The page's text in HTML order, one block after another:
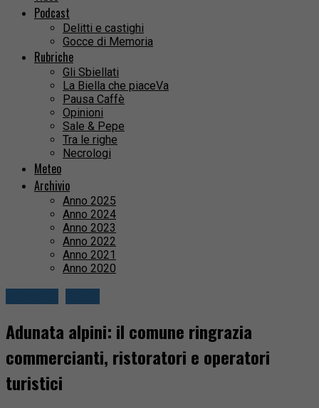
Podcast
Delitti e castighi
Gocce di Memoria
Rubriche
Gli Sbiellati
La Biella che piaceVa
Pausa Caffè
Opinioni
Sale & Pepe
Tra le righe
Necrologi
Meteo
Archivio
Anno 2025
Anno 2024
Anno 2023
Anno 2022
Anno 2021
Anno 2020
Adunata alpini: il comune ringrazia
commercianti, ristoratori e operatori
turistici